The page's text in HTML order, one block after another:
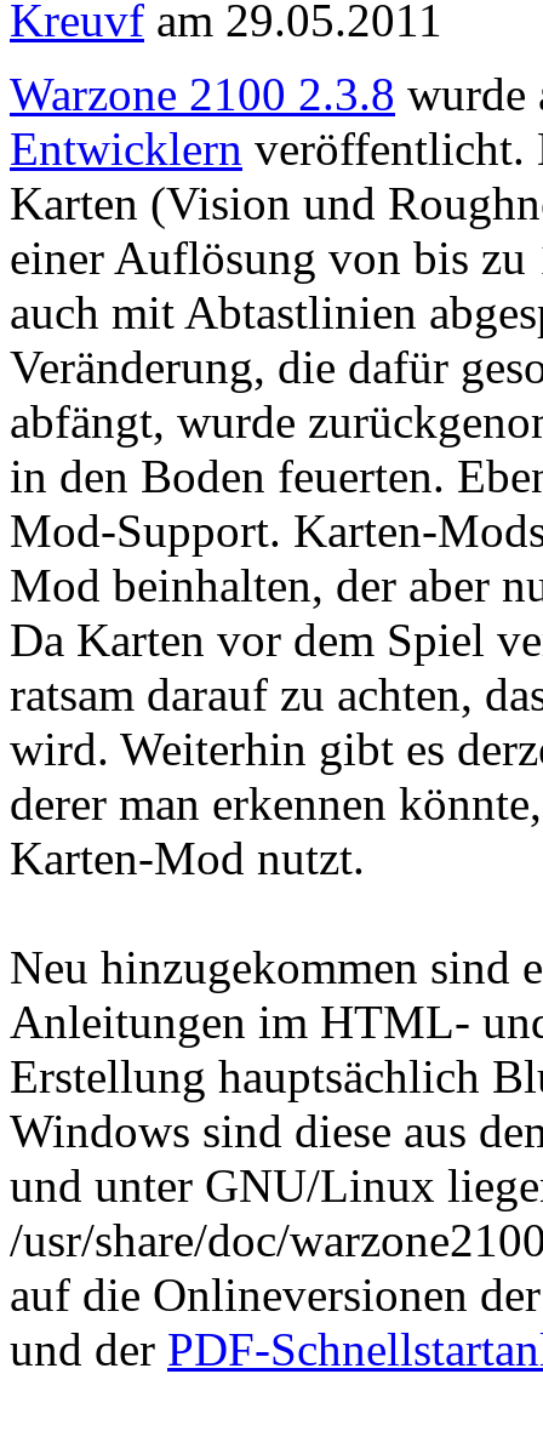
Kreuvf am 29.05.2011
Warzone 2100 2.3.8 wurde
Entwicklern veröffentlicht.
Karten (Vision und
einer Auflösung von bis
auch mit Abtastlinien
Veränderung, die dafür
abfängt, wurde
in den Boden feuerten.
Mod-Support. Karten-
Mod beinhalten, der aber
Da Karten vor dem Spiel
ratsam darauf zu achten,
wird. Weiterhin gibt es
derer man erkennen
Karten-Mod nutzt.
Neu hinzugekommen sind
Anleitungen im HTML-
Erstellung hauptsächlich
Windows sind diese aus
und unter GNU/Linux
/usr/share/doc/
auf die Onlineversionen
und der PDF-